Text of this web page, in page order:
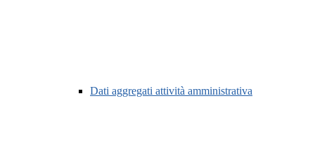
Dati aggregati attività amministrativa